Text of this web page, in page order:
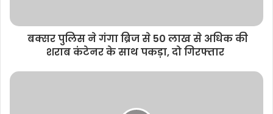
बक्सर पुलिस ने गंगा ब्रिज से 50 लाख से अधिक की
शराब कंटेनर के साथ पकड़ा, दो गिरफ्तार